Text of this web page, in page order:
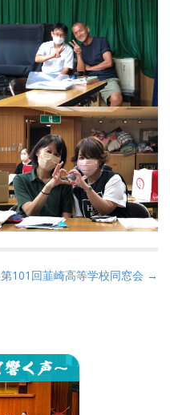
第101回韮崎高等学校同窓会 →